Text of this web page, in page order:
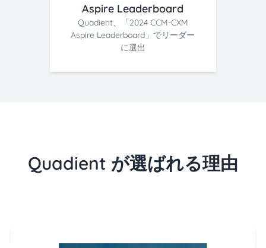
Aspire Leaderboard
Quadient、「2024 CCM-CXM
Aspire Leaderboard」でリーダー
に選出
Quadient が選ばれる理由